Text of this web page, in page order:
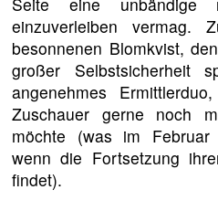
einzuverleiben vermag.
besonnenen Blomkvist,
großer Selbstsicherheit
angenehmes
Zuschauer gerne noch
möchte (was im
wenn die Fortsetzung
findet).